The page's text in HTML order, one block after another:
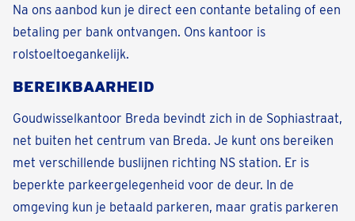
Na ons aanbod kun je direct een contante betaling of een
betaling per bank ontvangen. Ons kantoor is
rolstoeltoegankelijk.
BEREIKBAARHEID
Goudwisselkantoor Breda bevindt zich in de Sophiastraat,
net buiten het centrum van Breda. Je kunt ons bereiken
met verschillende buslijnen richting NS station. Er is
beperkte parkeergelegenheid voor de deur. In de
omgeving kun je betaald parkeren, maar gratis parkeren